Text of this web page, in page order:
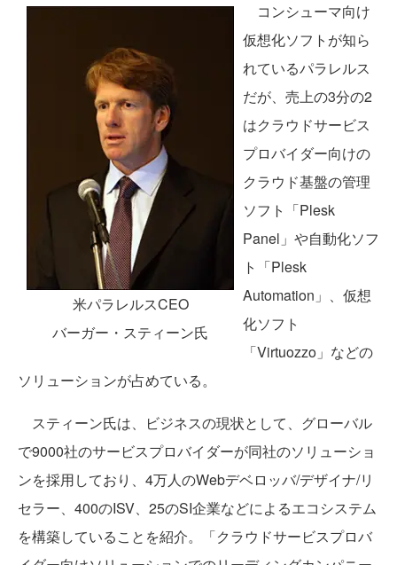
米パラレルスCEO
バーガー・スティーン氏
コンシューマ向け
仮想化ソフトが知ら
れているパラレルス
だが、売上の3分の2
はクラウドサービス
プロバイダー向けの
クラウド基盤の管理
ソフト「Plesk
Panel」や自動化ソフ
ト「Plesk
Automation」、仮想
化ソフト
「Virtuozzo」などの
ソリューションが占めている。
スティーン氏は、ビジネスの現状として、グローバル
で9000社のサービスプロバイダーが同社のソリューショ
ンを採用しており、4万人のWebデベロッバ/デザイナ/リ
セラー、400のISV、25のSI企業などによるエコシステム
を構築していることを紹介。「クラウドサービスプロバ